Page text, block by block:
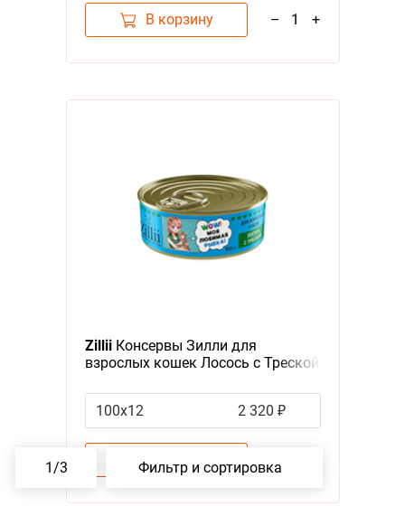
В корзину – 1 +
ZilliiКонсервы Зилли для
взрослых кошек Лосось с Треской
100х12
2 320 ₽
В корзину
1/3 Фильтр и сортировка